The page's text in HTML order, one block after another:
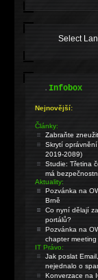
Select
.Infobox
Nejnovější:
Články:
Zabraňte
Skrytí
2019-2089)
Studie: Třetina
má
Aktuality:
Pozvánka na
Brně
Co nyní dělají
portálů?
Pozvánka na
chapter meeting
IT Právo:
Jak poslat
nejednalo o
Konverzace na